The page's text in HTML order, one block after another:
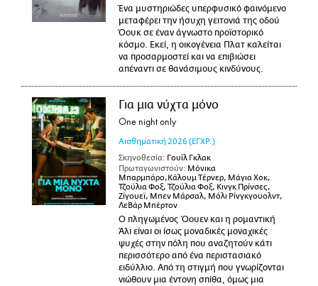
Ένα μυστηριώδες υπερφυσικό φαινόμενο
μεταφέρει την ήσυχη γειτονιά της οδού
Όουκ σε έναν άγνωστο προϊστορικό
κόσμο. Εκεί, η οικογένεια Πλατ καλείται
να προσαρμοστεί και να επιβιώσει
απέναντι σε θανάσιμους κινδύνους.
Για μια νύχτα μόνο
One night only
Αισθηματική 2026 (ΕΓΧΡ.)
Σκηνοθεσία: Γουίλ Γκλακ
Πρωταγωνιστούν: Μόνικα
Μπαρμπάρο,Κάλουμ Τέρνερ, Μάγια Χοκ,
Τζούλια Φοξ, Τζούλια Φοξ, Κινγκ Πρίνσες,
Ζίγουεϊ, Μπεν Μάρσαλ, Μόλι Ρίνγκγουολντ,
ΛεΒάρ Μπέρτον
Ο πληγωμένος Όουεν και η ρομαντική
Άλι είναι οι ίσως μοναδικές μοναχικές
ψυχές στην πόλη που αναζητούν κάτι
περισσότερο από ένα περιστασιακό
ειδύλλιο. Από τη στιγμή που γνωρίζονται
νιώθουν μια έντονη σπίθα, όμως μια